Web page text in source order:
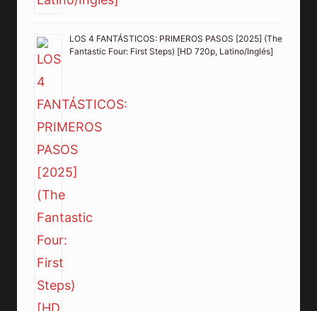
LOS 4 FANTÁSTICOS: PRIMEROS PASOS [2025] (The
Fantastic Four: First Steps) [HD 720p, Latino/Inglés]